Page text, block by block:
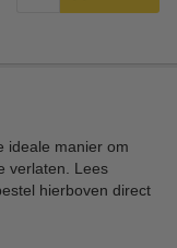
ideale manier om
verlaten. Lees
hierboven direct